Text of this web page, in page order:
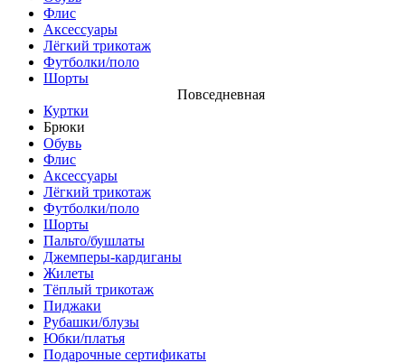
Флис
Аксессуары
Лёгкий трикотаж
Футболки/поло
Шорты
Повседневная
Куртки
Брюки
Обувь
Флис
Аксессуары
Лёгкий трикотаж
Футболки/поло
Шорты
Пальто/бушлаты
Джемперы-кардиганы
Жилеты
Тёплый трикотаж
Пиджаки
Рубашки/блузы
Юбки/платья
Подарочные сертификаты